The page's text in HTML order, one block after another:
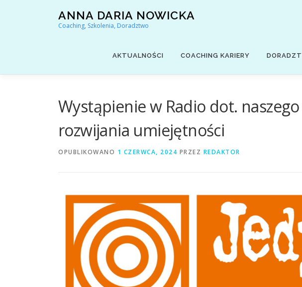
ANNA DARIA NOWICKA
Coaching, Szkolenia, Doradztwo
AKTUALNOŚCI COACHING KARIERY
Wystąpienie w Radio dot.
rozwijania umiejętności
OPUBLIKOWANO 1 CZERWCA, 2024 PRZEZ REDAKTOR